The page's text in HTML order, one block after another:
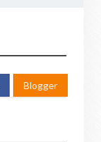
Blogger